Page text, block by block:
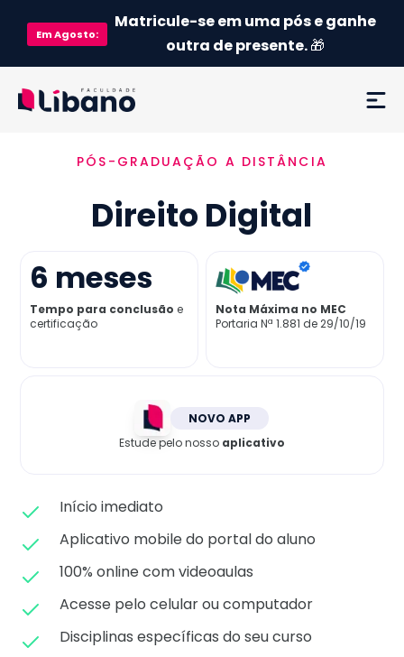
EmAgosto:
Matricule-se em uma pós e ganhe
outra de presente.🎁
Ementa
Como funciona
Credenciamento MEC
Preço
PÓS-GRADUAÇÃO A DISTÂNCIA
Direito Digital
6 meses
Tempo para conclusão e
certificação
Nota Máxima no MEC
Portaria Nª 1.881 de 29/10/19
NOVO APP
Estude pelo nosso aplicativo
Início imediato
Aplicativo mobile do portal do aluno
100% online com videoaulas
Acesse pelo celular ou computador
Disciplinas específicas do seu curso